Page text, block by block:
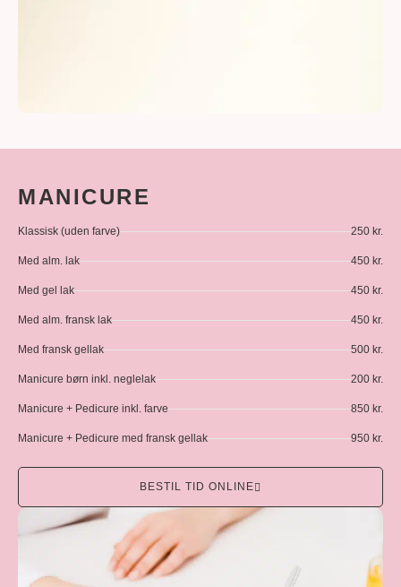
MANICURE
Klassisk (uden farve) 250 kr.
Med alm. lak 450 kr.
Med gel lak 450 kr.
Med alm. fransk lak 450 kr.
Med fransk gellak 500 kr.
Manicure børn inkl. neglelak 200 kr.
Manicure + Pedicure inkl. farve 850 kr.
Manicure + Pedicure med fransk gellak 950 kr.
BESTIL TID ONLINE